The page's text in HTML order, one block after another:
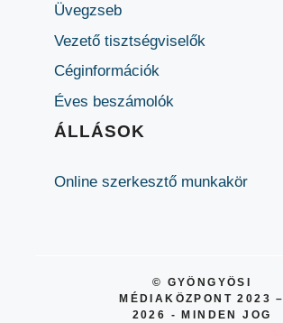
Üvegzseb
Vezető tisztségviselők
Céginformációk
Éves beszámolók
ÁLLÁSOK
Online szerkesztő munkakör
© GYÖNGYÖSI
MÉDIAKÖZPONT 2023 –
2026 - MINDEN JOG